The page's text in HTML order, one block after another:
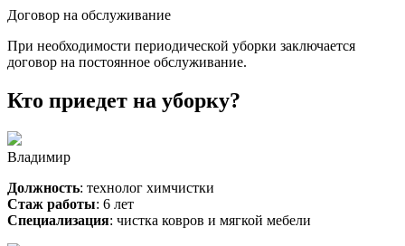
Договор на обслуживание
При необходимости периодической уборки заключается
договор на постоянное обслуживание.
Кто приедет на уборку?
Владимир
Должность: технолог химчистки
Стаж работы: 6 лет
Специализация: чистка ковров и мягкой мебели